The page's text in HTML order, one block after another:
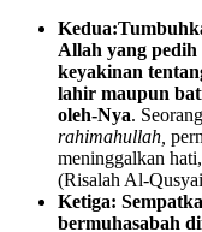
Kedua:
Allah yang
keyakinan
lahir maupun
oleh-Nya.
rahimahullah,
meninggalkan
(Risalah Al-
Ketiga:
bermuhasabah